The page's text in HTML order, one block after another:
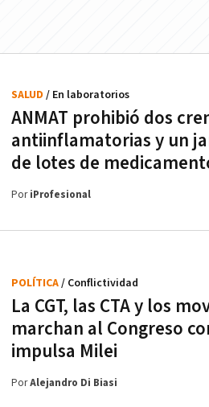
ANMAT prohibió dos
antiinflamatorias y un
de lotes de
SALUD / En laboratorios
PoriProfesional
La CGT, las CTA y los
marchan al Congreso
impulsa Milei
POLÍTICA/ Conflictividad
PorAlejandro Di Biasi